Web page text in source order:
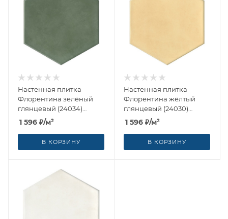
Настенная плитка
Флорентина зелёный
глянцевый (24034)
20x23.1x0.69 от Kerama
Marazzi (Россия)
1 596 ₽/м²
В КОРЗИНУ
Настенная плитка
Флорентина жёлтый
глянцевый (24030)
20x23.1x0.69 от Kerama
Marazzi (Россия)
1 596 ₽/м²
В КОРЗИНУ